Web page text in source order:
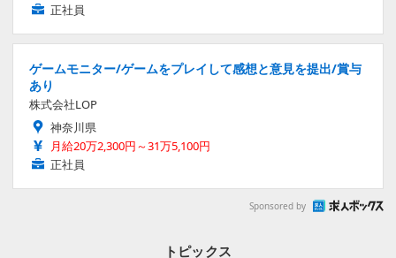
正社員
ゲームモニター/ゲームをプレイして感想と意見を提出/賞与
あり
株式会社LOP
神奈川県
月給20万2,300円～31万5,100円
正社員
Sponsored by
トピックス